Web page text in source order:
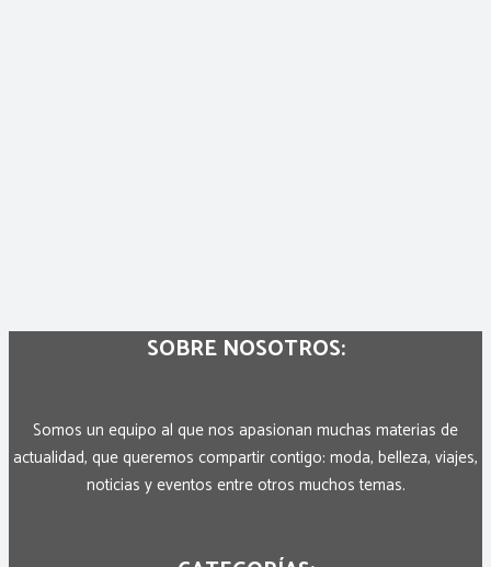
SOBRE NOSOTROS:
Somos un equipo al que nos apasionan muchas materias de
actualidad, que queremos compartir contigo: moda, belleza, viajes,
noticias y eventos entre otros muchos temas.